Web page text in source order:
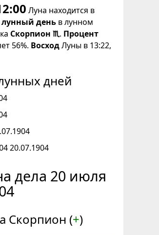
Луна находится в
лунный день в лунном
Скорпион ♏. Процент
56%. ВосходЛуны в 13:22,
дней
20.07.1904
дела 20 июля
Скорпион (+)